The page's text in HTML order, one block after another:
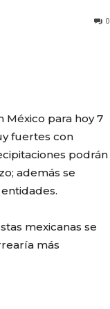
0
México para hoy 7
fuertes con
podrán
además se
mexicanas se
más